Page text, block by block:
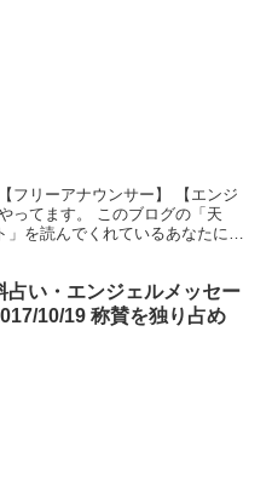
フリーアナウンサー】 【エンジ
ってます。 このブログの「天
を読んでくれているあなたに、
占い・エンジェルメッセー
19 称賛を独り占め